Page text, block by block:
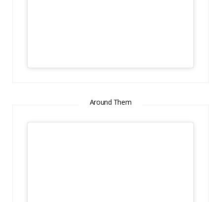
Around Them